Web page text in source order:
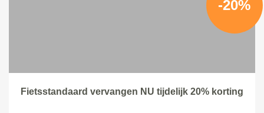
-20%
Fietsstandaard vervangen NU tijdelijk 20% korting